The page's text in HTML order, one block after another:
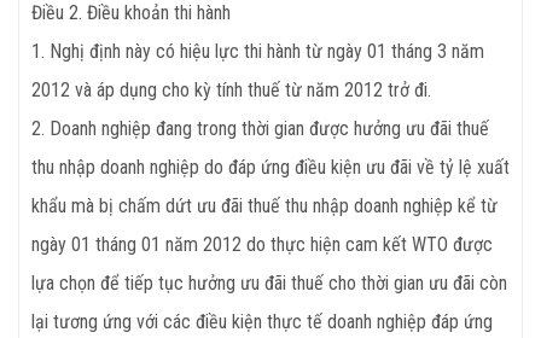
Điều 2. Điều khoản thi hành
1. Nghị định này có hiệu lực thi hành từ ngày 01 tháng 3 năm
2012 và áp dụng cho kỳ tính thuế từ năm 2012 trở đi.
2. Doanh nghiệp đang trong thời gian được hưởng ưu đãi thuế
thu nhập doanh nghiệp do đáp ứng điều kiện ưu đãi về tỷ lệ xuất
khẩu mà bị chấm dứt ưu đãi thuế thu nhập doanh nghiệp kể từ
ngày 01 tháng 01 năm 2012 do thực hiện cam kết WTO được
lựa chọn để tiếp tục hưởng ưu đãi thuế cho thời gian ưu đãi còn
lại tương ứng với các điều kiện thực tế doanh nghiệp đáp ứng